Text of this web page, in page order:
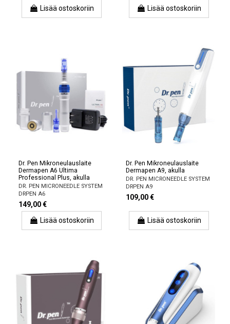
Lisää ostoskoriin
Lisää ostoskoriin
Dr. Pen Mikroneulauslaite
Dermapen A6 Ultima
Professional Plus, akulla
DR. PEN MICRONEEDLE SYSTEM
DRPEN A6
149,00 €
Lisää ostoskoriin
Dr. Pen Mikroneulauslaite
Dermapen A9, akulla
DR. PEN MICRONEEDLE SYSTEM
DRPEN A9
109,00 €
Lisää ostoskoriin